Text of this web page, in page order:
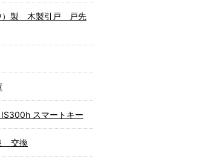
）製 木製引戸 戸先
IS300h スマートキー
交換